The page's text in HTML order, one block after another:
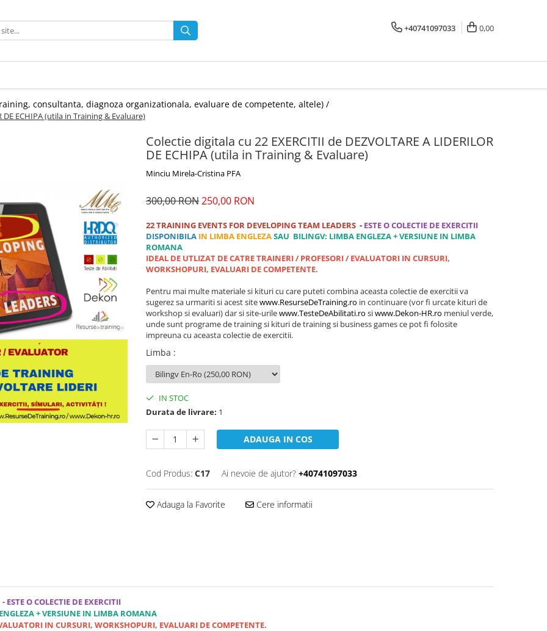
+40741097033 0,00
consultanta, diagnoza organizationala, evaluare de competente, altele) /
DE ECHIPA (utila in Training & Evaluare)
Colectie digitala cu 22 EXERCITII de DEZVOLTARE A LIDERILOR
DE ECHIPA (utila in Training & Evaluare)
Minciu Mirela-Cristina PFA
300,00 RON250,00 RON
22 TRAINING EVENTS FOR DEVELOPING TEAM LEADERS - ESTE O COLECTIE DE EXERCITII
DISPONIBILA IN LIMBA ENGLEZASAU BILINGV: LIMBA ENGLEZA + VERSIUNE IN LIMBA
ROMANA
IDEAL DE UTLIZAT DE CATRE TRAINERI / PROFESORI / EVALUATORI IN CURSURI,
WORKSHOPURI, EVALUARI DE COMPETENTE.
Pentru mai multe materiale si kituri cu care puteti combina aceasta colectie de exercitii va
sugerez sa urmariti si acest sitewww.ResurseDeTraining.ro in continuare (vor fi urcate kituri de
workshop si evaluari) dar si site-urilewww.TesteDeAbilitati.ro siwww.Dekon-HR.ro meniul verde,
unde sunt programe de training si kituri de training si business games ce pot fi folosite
impreuna cu aceasta colectie de exercitii.
Limba :
IN STOC
Durata de livrare: 1
ADAUGA IN COS
Cod Produs: C17 Ai nevoie de ajutor? +40741097033
Adauga la Favorite Cere informatii
- ESTE O COLECTIE DE EXERCITII
+ VERSIUNE IN LIMBA ROMANA
IN CURSURI, WORKSHOPURI, EVALUARI DE COMPETENTE.